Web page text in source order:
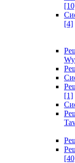
[4]
[1]